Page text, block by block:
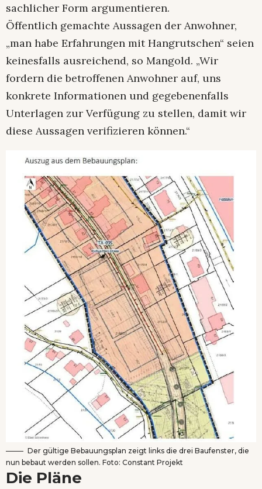
sachlicher Form argumentieren.
Öffentlich gemachte Aussagen der Anwohner,
„man habe Erfahrungen mit Hangrutschen“ seien
keinesfalls ausreichend, so Mangold. „Wir
fordern die betroffenen Anwohner auf, uns
konkrete Informationen und gegebenenfalls
Unterlagen zur Verfügung zu stellen, damit wir
diese Aussagen verifizieren können.“
Der gültige Bebauungsplan zeigt links die drei Baufenster, die
nun bebaut werden sollen. Foto: Constant Projekt
Die Pläne